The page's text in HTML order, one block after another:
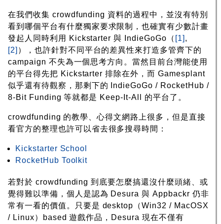
在我們收集 crowdfunding 資料的過程中，並沒有特別
看到哪個平台有什麼獨家要求限制，也確實有少數計畫
發起人同時利用 Kickstarter 與 IndieGoGo（ [1] ,
[2] ），也許針對不同平台的差異性來打造多管齊下的
campaign 不失為一個思考方向。當然目前台灣能使用
的平台得先把 Kickstarter 排除在外，而 Gamesplant
似乎還有待觀察，那剩下的 IndieGoGo / RocketHub /
8-Bit Funding 等就都是 Keep-It-All 的平台了。
crowdfunding 的教學、心得文網路上很多，但是直接
看官方的整理也許可以省去很多搜尋時間：
Kickstarter School
RocketHub Toolkit
若對於 crowdfunding 到底要怎麼搞還沒什麼頭緒、或
覺得難以準備，個人是認為 Desura 與 Appbackr 仍非
常有一看的價值。只要是 desktop（Win32 / MacOSX
/ Linux）based 遊戲作品，Desura 現在不僅有